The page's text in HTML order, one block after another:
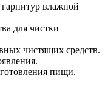
влажной
для чистки
чистящих средств.
пищи.